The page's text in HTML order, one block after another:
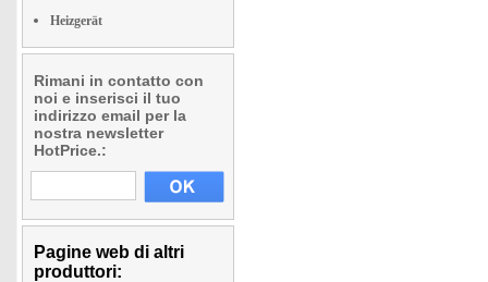
Heizgerät
Rimani in contatto con
noi e inserisci il tuo
indirizzo email per la
nostra newsletter
HotPrice.:
Pagine web di altri
produttori: